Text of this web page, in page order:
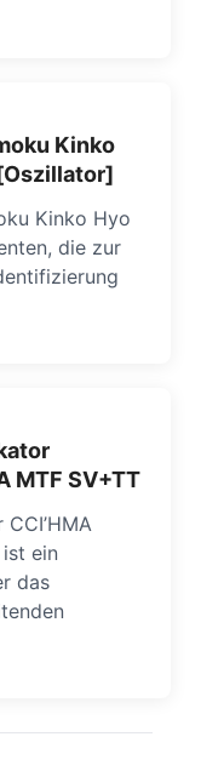
Kinko
Kinko Hyo
die zur
MTF SV+TT
ein
das